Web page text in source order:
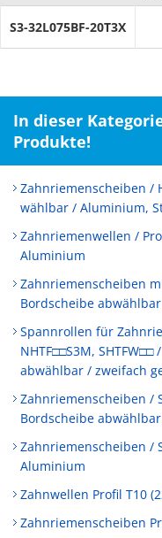
S3-32L075BF-20T3X
In dieser
Produkte!
Zahnriemenscheiben /
wählbar / Aluminium,
Zahnriemenwellen /
Aluminium
Zahnriemenscheiben
Bordscheibe
Spannrollen für
NHTF□□S3M,
abwählbar / zweifach
Zahnriemenscheiben /
Bordscheibe
Zahnriemenscheiben /
Aluminium
Zahnwellen Profil T10
Zahnriemenscheiben